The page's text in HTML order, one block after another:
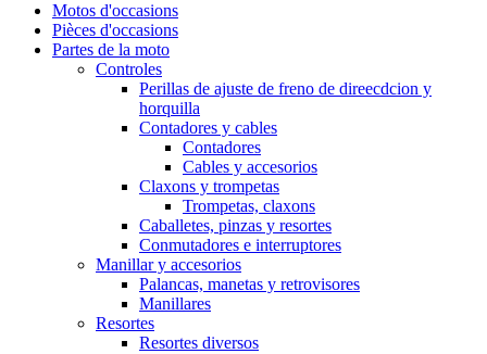
Motos d'occasions
Pièces d'occasions
Partes de la moto
Controles
Perillas de ajuste de freno de direecdcion y
horquilla
Contadores y cables
Contadores
Cables y accesorios
Claxons y trompetas
Trompetas, claxons
Caballetes, pinzas y resortes
Conmutadores e interruptores
Manillar y accesorios
Palancas, manetas y retrovisores
Manillares
Resortes
Resortes diversos